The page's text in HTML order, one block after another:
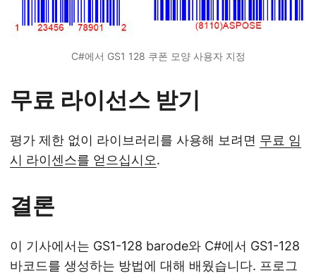
C#에서 GS1 128 쿠폰 모양 사용자 지정
무료 라이선스 받기
평가 제한 없이 라이브러리를 사용해 보려면 무료 임
시 라이센스를 얻으십시오.
결론
이 기사에서는 GS1-128 barode와 C#에서 GS1-128
바코드를 생성하는 방법에 대해 배웠습니다. 프로그